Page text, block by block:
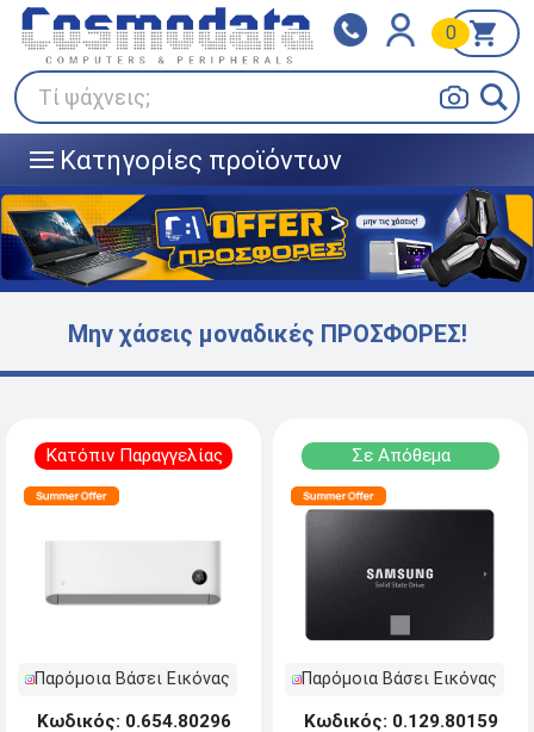
Τί ψάχνεις;
0
||| Κατηγορίες προϊόντων
Klarna
Πληρώστε σε 3
άτοκες δόσεις
BOX NOW
Μην χάσεις μοναδικές ΠΡΟΣΦΟΡΕΣ!
Κατόπιν Παραγγελίας
Παρόμοια Βάσει Εικόνας
Κωδικός: 0.654.80296
Σε Απόθεμα
Παρόμοια Βάσει Εικόνας
Κωδικός: 0.129.80159